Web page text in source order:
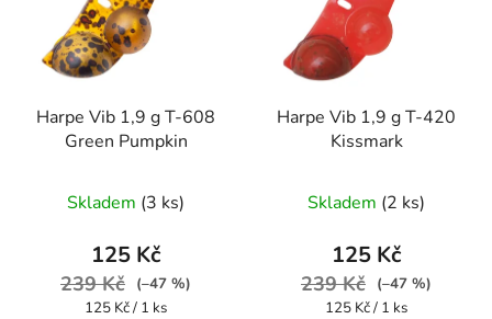
Harpe Vib 1,9 g T-608
Green Pumpkin
Skladem (3 ks)
125 Kč
239 Kč
(–47 %)
Měrná
125 Kč / 1 ks
Harpe Vib 1,9 g T-420
Kissmark
Skladem (2 ks)
125 Kč
239 Kč
(–47 %)
Měrná
125 Kč / 1 ks